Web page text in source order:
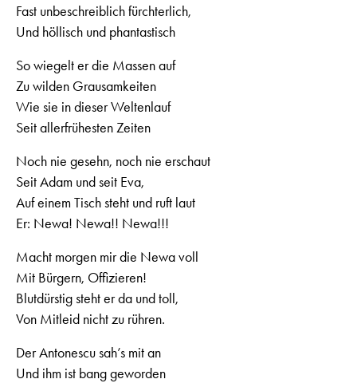
Fast unbeschreiblich fürchterlich,
Und höllisch und phantastisch
So wiegelt er die Massen auf
Zu wilden Grausamkeiten
Wie sie in dieser Weltenlauf
Seit allerfrühesten Zeiten
Noch nie gesehn, noch nie erschaut
Seit Adam und seit Eva,
Auf einem Tisch steht und ruft laut
Er: Newa! Newa!! Newa!!!
Macht morgen mir die Newa voll
Mit Bürgern, Offizieren!
Blutdürstig steht er da und toll,
Von Mitleid nicht zu rühren.
Der Antonescu sah’s mit an
Und ihm ist bang geworden